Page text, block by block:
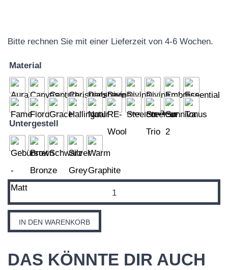
Bitte rechnen Sie mit einer Lieferzeit von 4-6 Wochen.
Material
Untergestell
EGG
LOUNGE
IN DEN WARENKORB
DAS KÖNNTE DIR AUCH